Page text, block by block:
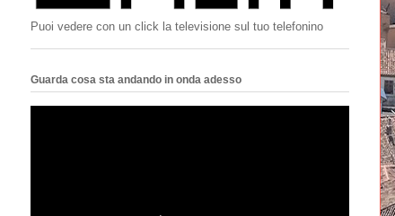
Puoi vedere con un click la televisione sul tuo telefonino
Guarda cosa sta andando in onda adesso